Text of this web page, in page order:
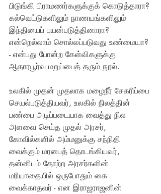
பிடுங்கி பிராமணர்களுக்குக் கொடுத்தாரா?
கல்வெட்டுகளிலும் நாணயங்களிலும்
இந்தியைப் பயன்படுத்தினாரா?
என்றெல்லாம் சொல்லப்படுவது உண்மையா?
- என்பது போன்ற கேள்விகளுக்கு
ஆதாரபூர்வ மறுப்பைத் தரும் நூல்.
உலகில் முதன் முதலாக மழைநீர் சேகரிப்பை
செயல்படுத்தியவர், உலகில் நிலத்தின்
பண்பை அடிப்படையாக வைத்து நில
அளவை செய்த முதல் அரசர்,
கோவில்களில் அம்மனுக்கு சந்நிதி
வைக்கும் மரபைத் தொடங்கியவர்,
தன்னிடம் தோற்ற அரசர்களின்
மரியாதையில் ஒருபோதும் கை
வைக்காதவர் - என இராஜராஜனின்